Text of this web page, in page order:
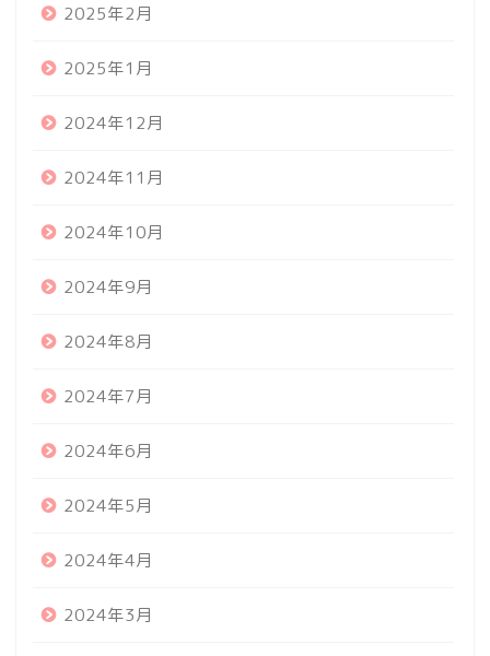
2025年2月
2025年1月
2024年12月
2024年11月
2024年10月
2024年9月
2024年8月
2024年7月
2024年6月
2024年5月
2024年4月
2024年3月